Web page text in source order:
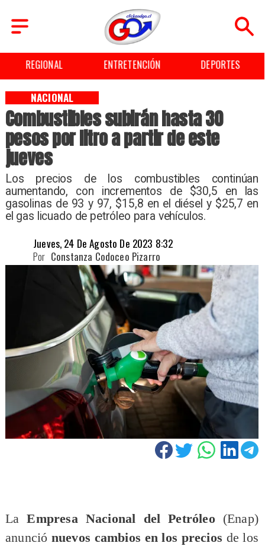
REGIONAL ENTRETENCIÓN DEPORTES
Combustibles subirán hasta 30
pesos por litro a partir de este
jueves
Los precios de los combustibles continúan
aumentando, con incrementos de $30,5 en las
gasolinas de 93 y 97, $15,8 en el diésel y $25,7 en
el gas licuado de petróleo para vehículos.
NACIONAL
Jueves, 24 De Agosto De 2023 8:32
Constanza Codoceo Pizarro
Por
La Empresa Nacional del Petróleo(Enap)
anunció nuevos cambios en los precios de los